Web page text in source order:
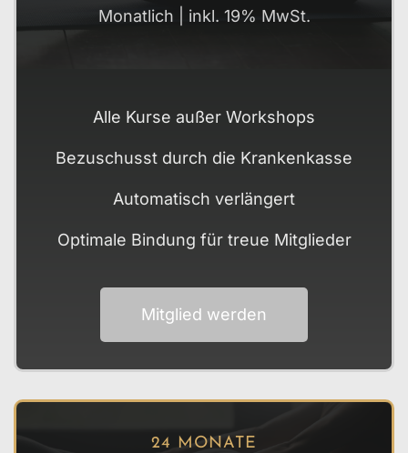
Monatlich | inkl. 19% MwSt.
Alle Kurse außer Workshops
Bezuschusst durch die Krankenkasse
Automatisch verlängert
Optimale Bindung für treue Mitglieder
Mitglied werden
24 MONATE